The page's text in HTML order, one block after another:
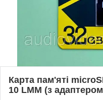
Карта пам'яті
10 LMM (з